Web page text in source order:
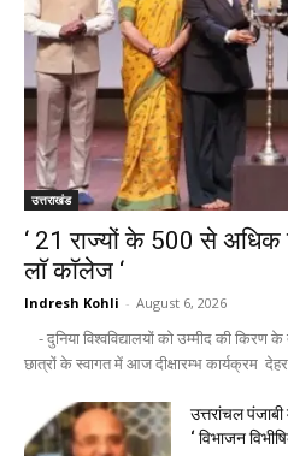
उत्तराखंड
‘ 21 राज्यों के 500 से अधिक
लाॅ काॅलेज ‘
Indresh Kohli - August 6, 2026
- दुनिया विश्वविद्यालयों को उम्मीद की
छात्रों के स्वागत में आज दीक्षारम्भ कार्यक्रम
उत्तरांचल पंजाबी
‘ विभाजन